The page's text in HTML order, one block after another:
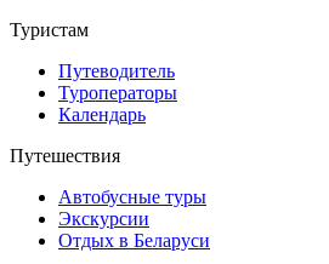
Туристам
Путеводитель
Туроператоры
Календарь
Путешествия
Автобусные туры
Экскурсии
Отдых в Беларуси